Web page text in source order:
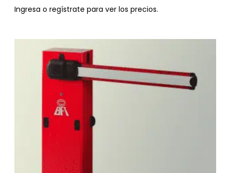
Ingresa o regístrate para ver los precios.